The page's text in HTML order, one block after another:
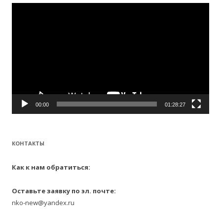
:Видеоплеер
00:00 01:28:27
КОНТАКТЫ
Как к нам обратиться:
Оставьте заявку по эл. почте:
nko-new@yandex.ru